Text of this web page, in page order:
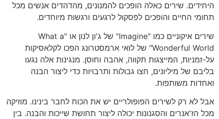
היחידים. שירים כאלה הופכים להמנונים, מהדהדים אנשים מכל
תחומי החיים והופכים לפסקול לרגעים ורגשות מיוחדים.
שירים איקוניים כמו "Imagine" של ג'ון לנון או "What a
Wonderful World" של לואי ארמסטרונג הפכו לקלאסיקות
על-זמניות, המייצגות תקווה, אהבה וחוסן. מנגינות אלה נגעו
בליבם של מיליונים, חצו גבולות ותרבויות כדי ליצור הבנה
ואחדות משותפות.
אבל לא רק לשירים הפופולריים יש את הכוח לחבר בינינו. מוזיקה
מכל הז'אנרים והסגנונות יכולה ליצור תחושת שייכות והבנה. בין